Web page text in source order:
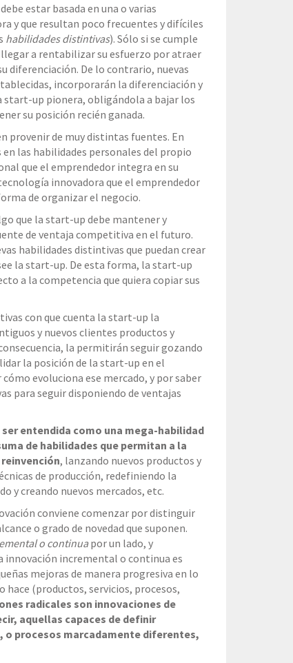
estar basada en una o varias
y que resultan poco frecuentes y difíciles
habilidades distintivas). Sólo si se cumple
a rentabilizar su esfuerzo por atraer
diferenciación. De lo contrario, nuevas
incorporarán la diferenciación y
up pionera, obligándola a bajar los
su posición recién ganada.
provenir de muy distintas fuentes. En
las habilidades personales del propio
que el emprendedor integra en su
innovadora que el emprendedor
de organizar el negocio.
que la start-up debe mantener y
de ventaja competitiva en el futuro.
habilidades distintivas que puedan crear
la start-up. De esta forma, la start-up
a la competencia que quiera copiar sus
con que cuenta la start-up la
y nuevos clientes productos y
la permitirán seguir gozando
la posición de la start-up en el
evoluciona ese mercado, y por saber
para seguir disponiendo de ventajas
ser entendida como una mega-habilidad
de habilidades que permitan a la
, lanzando nuevos productos y
de producción, redefiniendo la
y creando nuevos mercados, etc.
conviene comenzar por distinguir
o grado de novedad que suponen.
o continuapor un lado, y
innovación incremental o continua es
mejoras de manera progresiva en lo
hace (productos, servicios, procesos,
radicales son innovaciones de
aquellas capaces de definir
procesos marcadamente diferentes,